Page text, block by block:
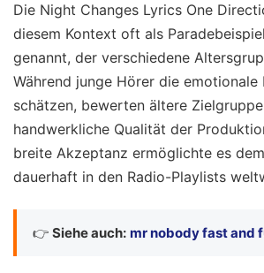
Die Night Changes Lyrics One
diesem Kontext oft als
genannt, der verschiedene
Während junge Hörer die emotionale
schätzen, bewerten ältere
handwerkliche Qualität der
breite Akzeptanz ermöglichte es
dauerhaft in den Radio-Playlists
👉 Siehe auch: mr nobody fast and